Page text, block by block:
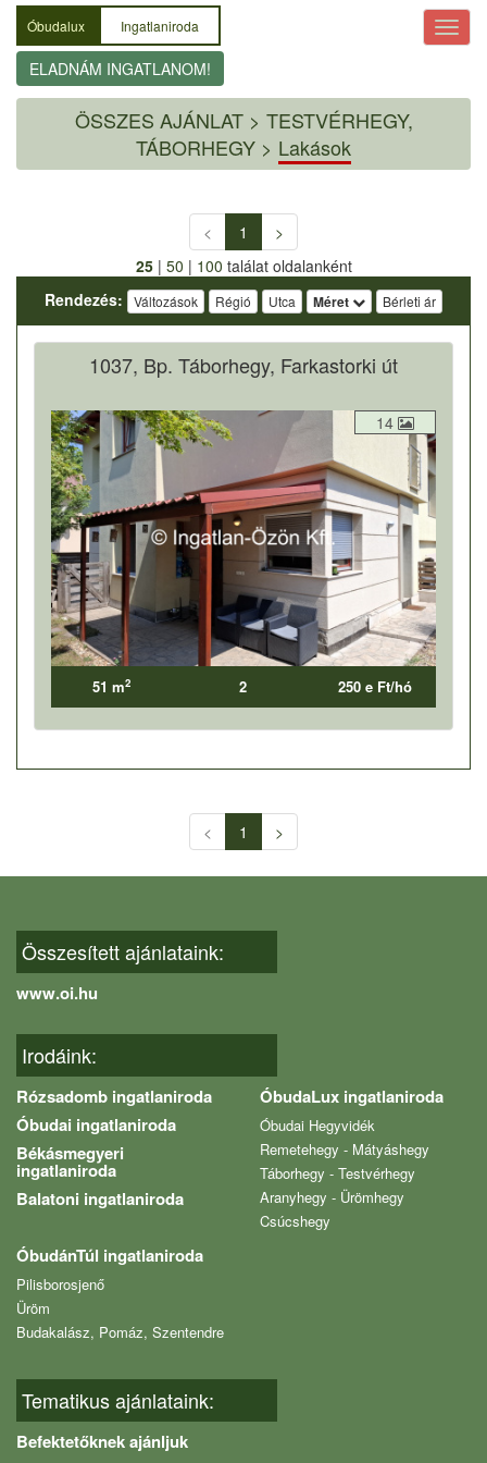
Óbudalux Ingatlaniroda
ELADNÁM INGATLANOM!
ÖSSZES AJÁNLAT> TESTVÉRHEGY,
TÁBORHEGY > Lakások
< 1
>
25| 50 | 100 találat oldalanként
Rendezés:
Változások Régió Utca Méret Bérleti ár
1037, Bp. Táborhegy, Farkastorki út
14
51 m2 2 250 e Ft/hó
< 1 >
Összesített ajánlataink:
www.oi.hu
Irodáink:
Rózsadomb ingatlaniroda
Óbudai ingatlaniroda
Békásmegyeri
ingatlaniroda
Balatoni ingatlaniroda
ÓbudaLux ingatlaniroda
Óbudai Hegyvidék
Remetehegy - Mátyáshegy
Táborhegy - Testvérhegy
Aranyhegy - Ürömhegy
Csúcshegy
ÓbudánTúl ingatlaniroda
Pilisborosjenő
Üröm
Budakalász, Pomáz, Szentendre
Tematikus ajánlataink:
Befektetőknek ajánljuk